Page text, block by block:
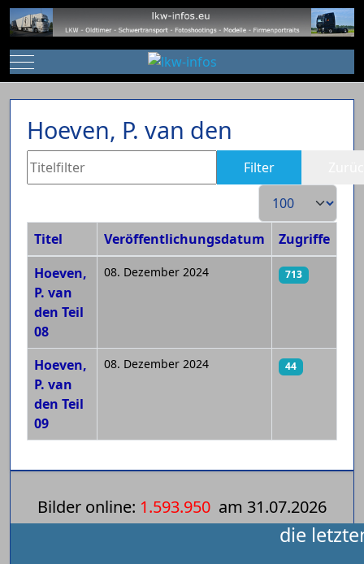
Mobile Menu Toggle
Hoeven, P. van den
Titelfilter Filter
Anzeige #
Beiträge
Titel Veröffentlichungsdatum
Zugriffe
Hoeven,
P. van
den Teil
08
08. Dezember 2024 713
Hoeven,
P. van
den Teil
09
08. Dezember 2024 44
Bilder online: 1.593.950 am 31.07.2026
die